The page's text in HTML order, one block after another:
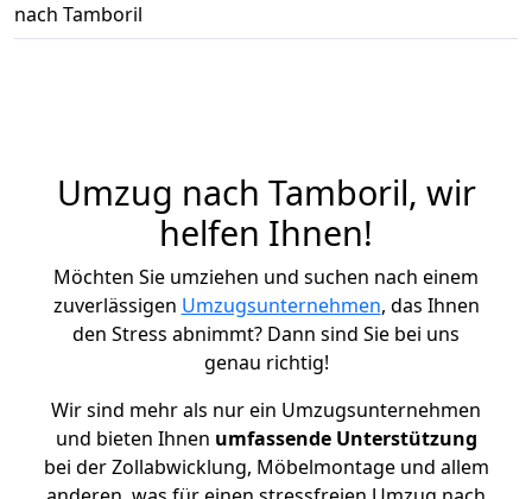
nach Tamboril
Umzug nach Tamboril, wir
helfen Ihnen!
Möchten Sie umziehen und suchen nach einem
zuverlässigen Umzugsunternehmen, das Ihnen
den Stress abnimmt? Dann sind Sie bei uns
genau richtig!
Wir sind mehr als nur ein Umzugsunternehmen
und bieten Ihnen umfassende Unterstützung
bei der Zollabwicklung, Möbelmontage und allem